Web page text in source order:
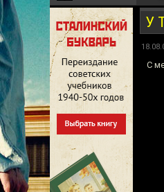
У
С